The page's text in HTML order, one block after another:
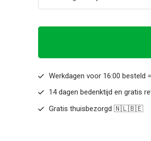
Werkdagen voor 16:00 besteld
14 dagen bedenktijd en gratis
Gratis thuisbezorgd 🇳🇱🇧🇪